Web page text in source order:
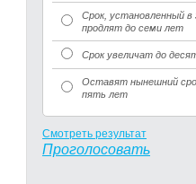
Срок, установленный в
продлят до семи лет
Срок увеличат до
Оставят нынешний
пять лет
Смотреть результат
Проголосовать